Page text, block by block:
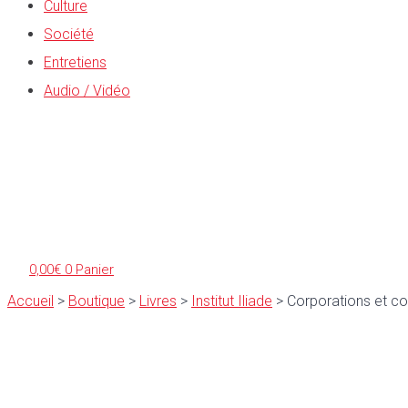
Culture
Société
Entretiens
Audio / Vidéo
0,00€ 0 Panier
Accueil > Boutique > Livres > Institut Iliade > Corporations et